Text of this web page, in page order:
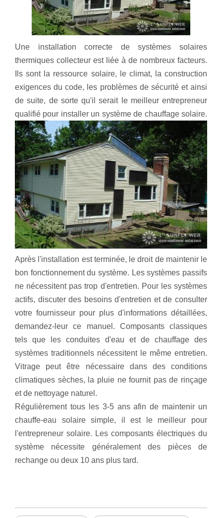
Une installation correcte de systèmes solaires
thermiques collecteur est liée à de nombreux facteurs.
Ils sont la ressource solaire, le climat, la construction
exigences du code, les problèmes de sécurité et ainsi
de suite, de sorte qu'il serait le meilleur entrepreneur
qualifié pour installer un système de chauffage solaire.
Après l'installation est terminée, le droit de maintenir le
bon fonctionnement du système. Les systèmes passifs
ne nécessitent pas trop d'entretien. Pour les systèmes
actifs, discuter des besoins d'entretien et de consulter
votre fournisseur pour plus d'informations détaillées,
demandez-leur ce manuel. Composants classiques
tels que les conduites d'eau et de chauffage des
systèmes traditionnels nécessitent le même entretien.
Vitrage peut être nécessaire dans des conditions
climatiques sèches, la pluie ne fournit pas de rinçage
et de nettoyage naturel.
Régulièrement tous les 3-5 ans afin de maintenir un
chauffe-eau solaire simple, il est le meilleur pour
l'entrepreneur solaire. Les composants électriques du
système nécessite généralement des pièces de
rechange ou deux 10 ans plus tard.